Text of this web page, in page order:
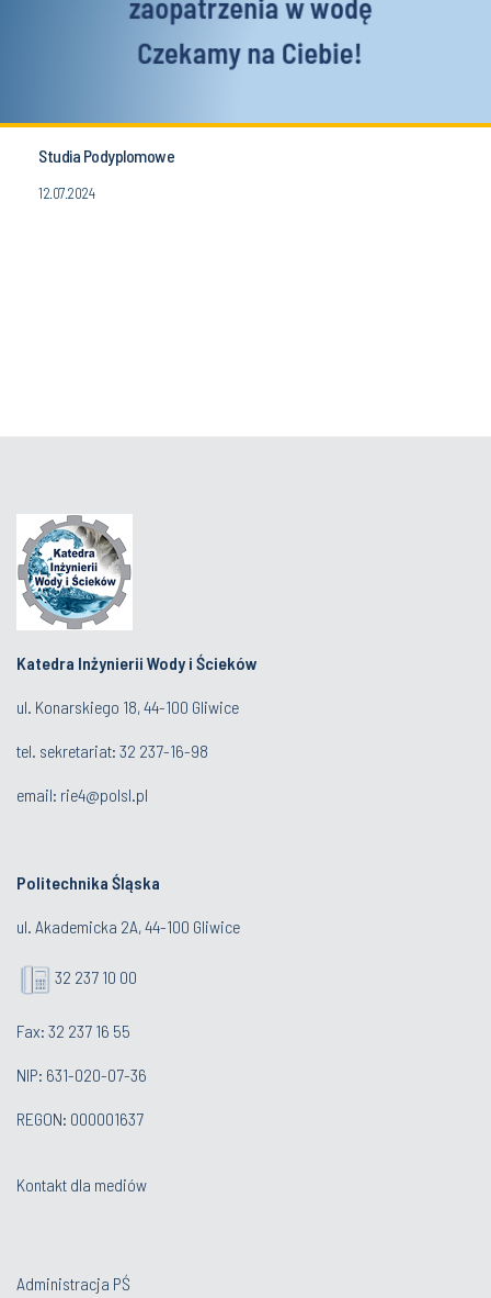
Studia Podyplomowe
12.07.2024
Katedra Inżynierii Wody i Ścieków
ul. Konarskiego 18, 44-100 Gliwice
tel. sekretariat: 32 237-16-98
email: rie4@polsl.pl
Politechnika Śląska
ul. Akademicka 2A, 44-100 Gliwice
32 237 10 00
Fax: 32 237 16 55
NIP: 631-020-07-36
REGON: 000001637
Kontakt dla mediów
Administracja PŚ